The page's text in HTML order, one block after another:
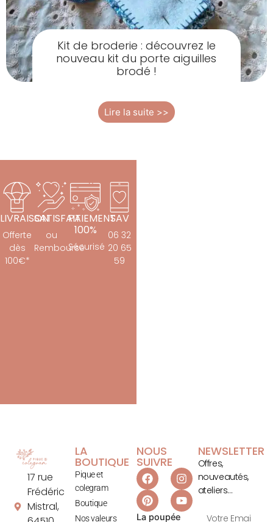
Kit de broderie : découvrez le
nouveau kit du porte aiguilles
brodé !
Lire la suite >>
LIVRAISON
Offerte
dès
100€*
SATISFAIT
ou
Remboursé
PAIEMENT
100%
Sécurisé
SAV
06 32
20 65
59
17 rue
Frédéric
Mistral,
LA
BOUTIQUE
Pique et
colegram
Boutique
Nos valeurs
NOUS
SUIVRE
La poupée
NEWSLETTER
Offres,
nouveautés,
ateliers…